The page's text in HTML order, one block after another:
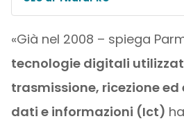
«Già nel 2008 – spiega
tecnologie digitali
trasmissione, ricezione
dati e informazioni (Ict)